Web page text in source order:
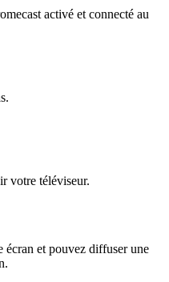
activé et connecté au
votre téléviseur.
et pouvez diffuser une